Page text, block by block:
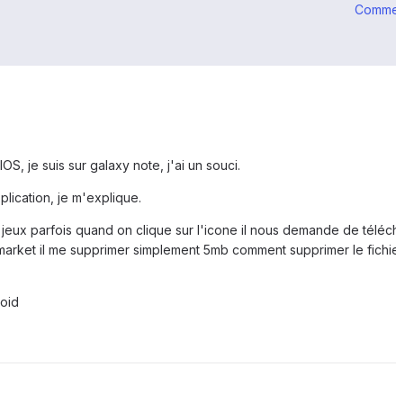
je suis sur galaxy note, j'ai un souci.
je m'explique.
parfois quand on clique sur l'icone il nous demande de
il me supprimer simplement 5mb comment supprimer le